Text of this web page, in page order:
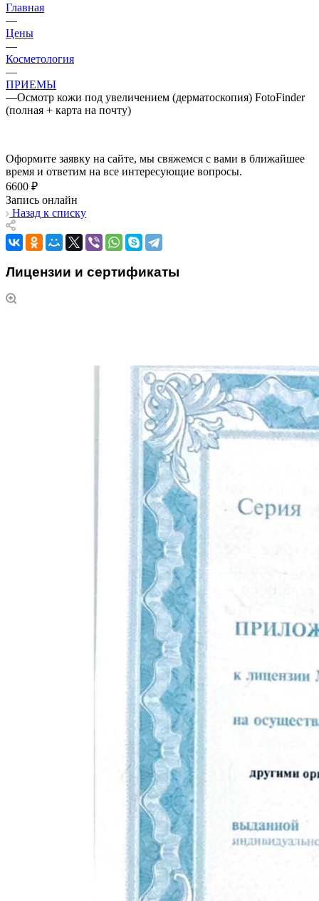
Главная
—
Цены
—
Косметология
—
ПРИЕМЫ
—Осмотр кожи под увеличением (дерматоскопия) FotoFinder
(полная + карта на почту)
Оформите заявку на сайте, мы свяжемся с вами в ближайшее
время и ответим на все интересующие вопросы.
6600 ₽
Запись онлайн
Назад к списку
Лицензии и сертификаты